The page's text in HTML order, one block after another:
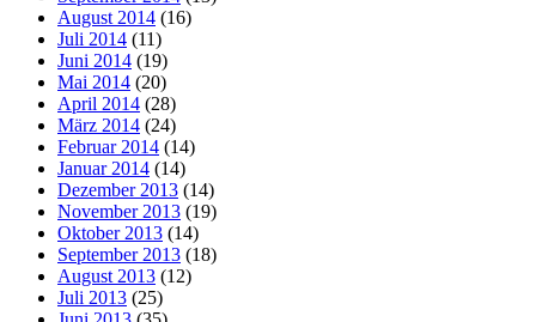
August 2014 (16)
Juli 2014 (11)
Juni 2014 (19)
Mai 2014 (20)
April 2014 (28)
März 2014 (24)
Februar 2014 (14)
Januar 2014 (14)
Dezember 2013 (14)
November 2013 (19)
Oktober 2013 (14)
September 2013 (18)
August 2013 (12)
Juli 2013 (25)